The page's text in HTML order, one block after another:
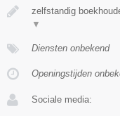
zelfstandig
▼
Diensten onbekend
Openingstijden
Sociale media: